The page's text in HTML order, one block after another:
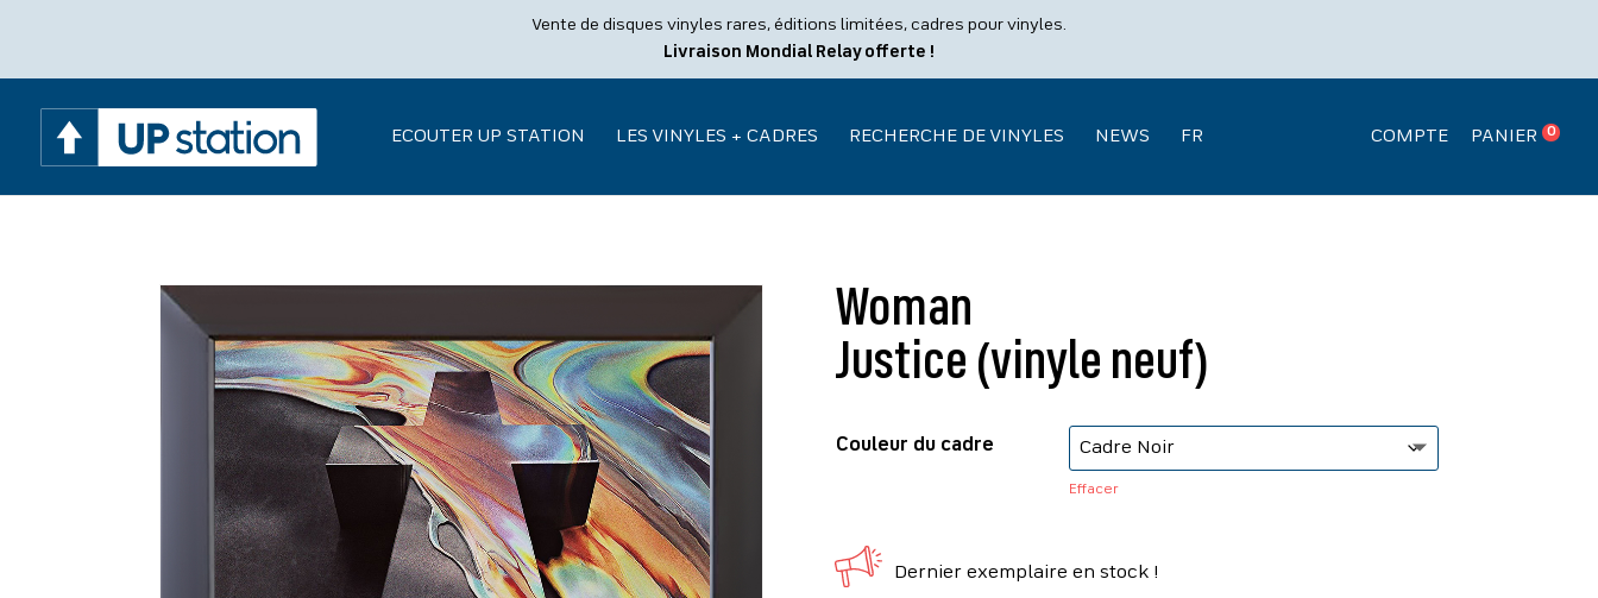
Vente de disques vinyles rares, éditions limitées, cadres pour vinyles.
Livraison Mondial Relay offerte !
ECOUTER UP STATION LES VINYLES + CADRES RECHERCHE DE VINYLES NEWS FR COMPTE PANIER 0
Woman
Justice (vinyle neuf)
Couleur du cadre
Effacer
Dernier exemplaire en stock !